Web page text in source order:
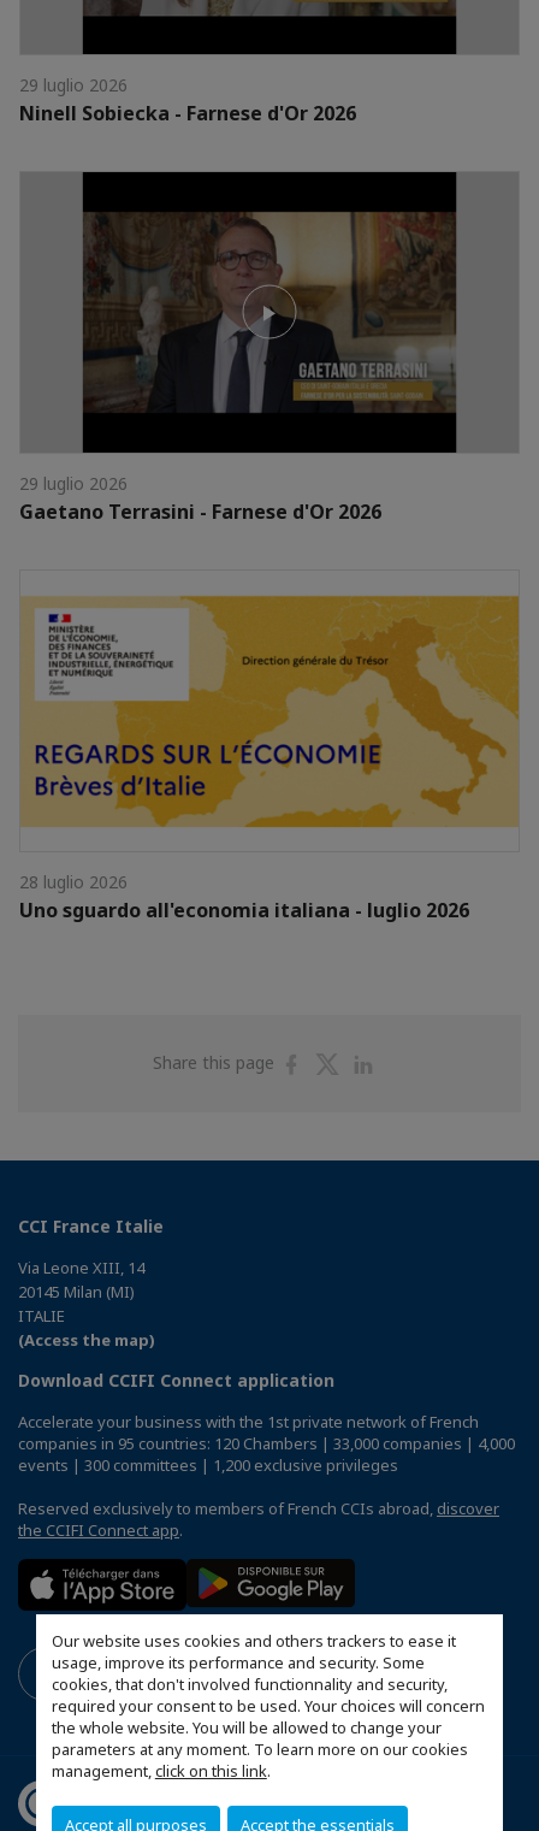
Our website uses cookies and others trackers to ease it
usage, improve its performance and security. Some
cookies, that don't involved functionnality and security,
required your consent to be used. Your choices will concern
the whole website. You will be allowed to change your
parameters at any moment. To learn more on our cookies
management,click on this link.
Accept all purposes Accept the essentials
29 luglio 2026
Ninell Sobiecka - Farnese d'Or 2026
29 luglio 2026
Gaetano Terrasini - Farnese d'Or 2026
28 luglio 2026
Uno sguardo all'economia italiana - luglio 2026
Share this page
ShareShare
CCI France Italie
Via Leone XIII, 14
20145 Milan (MI)
ITALIE
(Access the map)
Download CCIFI Connect application
Accelerate your business with the 1st private network of French
companies in 95 countries: 120 Chambers | 33,000 companies | 4,000
events | 300 committees | 1,200 exclusive privileges
Reserved exclusively to members of French CCIs abroad, discover
the CCIFI Connect app.